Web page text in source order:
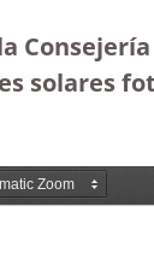
solares